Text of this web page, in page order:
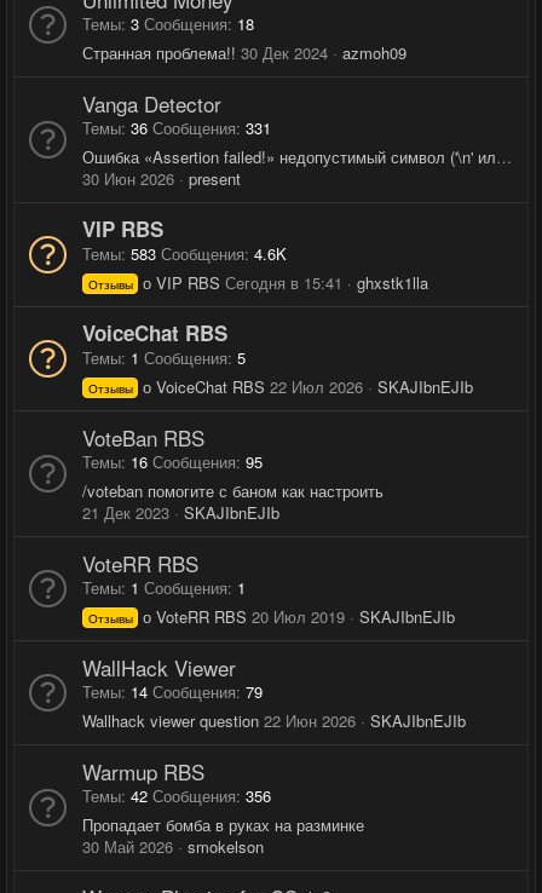
Темы 3 Сообщения 18
Странная проблема!! 30 Дек 2024 azmoh09
Vanga Detector
Темы 36 Сообщения 331
Ошибка «Assertion failed!» недопустимый символ ('\n' или '\r')
30 Июн 2026
present
VIP RBS
Темы 583 Сообщения 4.6K
Отзывы о VIP RBS Сегодня в 15:41 ghxstk1lla
VoiceChat RBS
Темы 1 Сообщения 5
Отзывы о VoiceChat RBS 22 Июл 2026 SKAJIbnEJIb
VoteBan RBS
Темы 16 Сообщения 95
/voteban помогите с баном как настроить
21 Дек 2023
SKAJIbnEJIb
VoteRR RBS
Темы 1 Сообщения 1
Отзывы о VoteRR RBS 20 Июл 2019 SKAJIbnEJIb
WallHack Viewer
Темы 14 Сообщения 79
Wallhack viewer question 22 Июн 2026 SKAJIbnEJIb
Warmup RBS
Темы 42 Сообщения 356
Пропадает бомба в руках на разминке
30 Май 2026
smokelson